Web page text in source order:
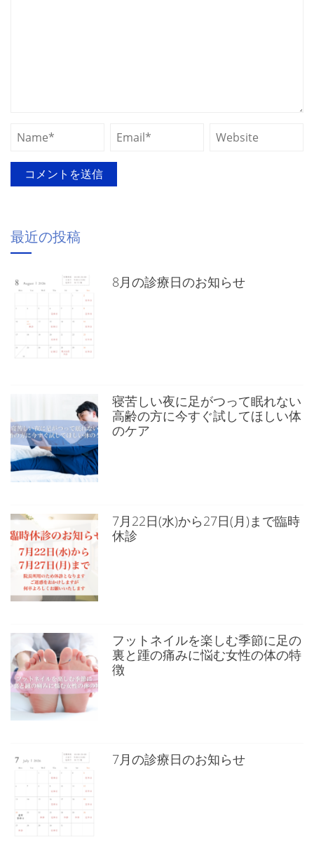
最近の投稿
8月の診療日のお知らせ
寝苦しい夜に足がつって眠れない
高齢の方に今すぐ試してほしい体
のケア
7月22日(水)から27日(月)まで臨時
休診
フットネイルを楽しむ季節に足の
裏と踵の痛みに悩む女性の体の特
徴
7月の診療日のお知らせ